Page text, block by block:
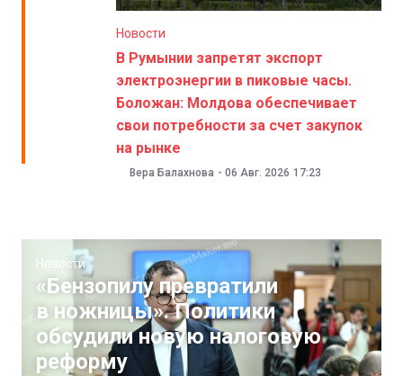
Новости
В Румынии запретят экспорт
электроэнергии в пиковые часы.
Боложан: Молдова обеспечивает
свои потребности за счет закупок
на рынке
Вера Балахнова - 06 Авг. 2026 17:23
Новости
«Бензопилу превратили
в ножницы». Политики
обсудили новую налоговую
реформу